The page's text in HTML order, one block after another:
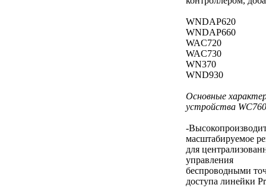
WNDAP620
WNDAP660
WAC720
WAC730
WN370
WND930
Основные
устройства
-
масштабируемое
для
управления
беспроводными
доступа линейки